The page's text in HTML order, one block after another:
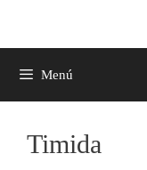
Menú
Timida